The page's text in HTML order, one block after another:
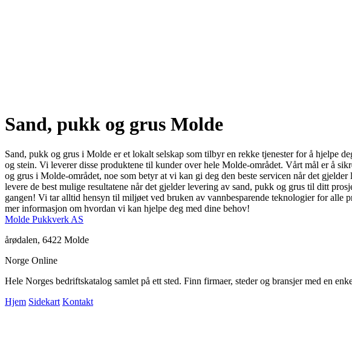
Sand, pukk og grus Molde
Sand, pukk og grus i Molde er et lokalt selskap som tilbyr en rekke tjenester for å hjelpe
og stein. Vi leverer disse produktene til kunder over hele Molde-området. Vårt mål er å
og grus i Molde-området, noe som betyr at vi kan gi deg den beste servicen når det
levere de best mulige resultatene når det gjelder levering av sand, pukk og grus til ditt
gangen! Vi tar alltid hensyn til miljøet ved bruken av vannbesparende teknologier for
mer informasjon om hvordan vi kan hjelpe deg med dine behov!
Molde Pukkverk AS
årødalen, 6422 Molde
Norge Online
Hele Norges bedriftskatalog samlet på ett sted. Finn firmaer, steder og bransjer med en
Hjem Sidekart Kontakt